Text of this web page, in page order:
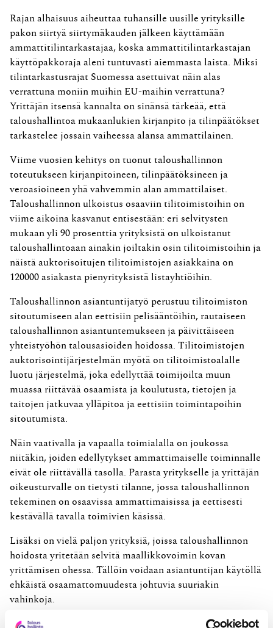
Rajan alhaisuus aiheuttaa tuhansille uusille yrityksille
pakon siirtyä siirtymäkauden jälkeen käyttämään
ammattitilintarkastajaa, koska ammattitilintarkastajan
käyttöpakkoraja aleni tuntuvasti aiemmasta laista. Miksi
tilintarkastusrajat Suomessa asettuivat näin alas
verrattuna moniin muihin EU-maihin verrattuna?
Yrittäjän itsensä kannalta on sinänsä tärkeää, että
taloushallintoa mukaanlukien kirjanpito ja tilinpäätökset
tarkastelee jossain vaiheessa alansa ammattilainen.
Viime vuosien kehitys on tuonut taloushallinnon
toteutukseen kirjanpitoineen, tilinpäätöksineen ja
veroasioineen yhä vahvemmin alan ammattilaiset.
Taloushallinnon ulkoistus osaaviin tilitoimistoihin on
viime aikoina kasvanut entisestään: eri selvitysten
mukaan yli 90 prosenttia yrityksistä on ulkoistanut
taloushallintoaan ainakin joiltakin osin tilitoimistoihin ja
näistä auktorisoitujen tilitoimistojen asiakkaina on
120000 asiakasta pienyrityksistä listayhtiöihin.
Taloushallinnon asiantuntijatyö perustuu tilitoimiston
sitoutumiseen alan eettisiin pelisääntöihin, rautaiseen
taloushallinnon asiantuntemukseen ja päivittäiseen
yhteistyöhön talousasioiden hoidossa. Tilitoimistojen
auktorisointijärjestelmän myötä on tilitoimistoalalle
luotu järjestelmä, joka edellyttää toimijoilta muun
muassa riittävää osaamista ja koulutusta, tietojen ja
taitojen jatkuvaa ylläpitoa ja eettisiin toimintapoihin
sitoutumista.
Näin vaativalla ja vapaalla toimialalla on joukossa
niitäkin, joiden edellytykset ammattimaiselle toiminnalle
eivät ole riittävällä tasolla. Parasta yritykselle ja yrittäjän
oikeusturvalle on tietysti tilanne, jossa taloushallinnon
tekeminen on osaavissa ammattimaisissa ja eettisesti
kestävällä tavalla toimivien käsissä.
Lisäksi on vielä paljon yrityksiä, joissa taloushallinnon
hoidosta yritetään selvitä maallikkovoimin kovan
yrittämisen ohessa. Tällöin voidaan asiantuntijan käytöllä
ehkäistä osaamattomuudesta johtuvia suuriakin
vahinkoja.
Tilintarkastajasta saatetaan luopua monissa pienissä